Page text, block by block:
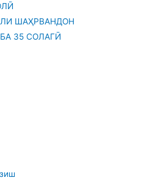
ШАҲРВАНДОН
35 СОЛАГӢ